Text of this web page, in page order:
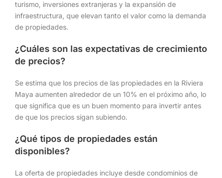
turismo, inversiones extranjeras y la expansión de
infraestructura, que elevan tanto el valor como la demanda
de propiedades.
¿Cuáles son las expectativas de crecimiento
de precios?
Se estima que los precios de las propiedades en la Riviera
Maya aumenten alrededor de un 10% en el próximo año, lo
que significa que es un buen momento para invertir antes
de que los precios sigan subiendo.
¿Qué tipos de propiedades están
disponibles?
La oferta de propiedades incluye desde condominios de